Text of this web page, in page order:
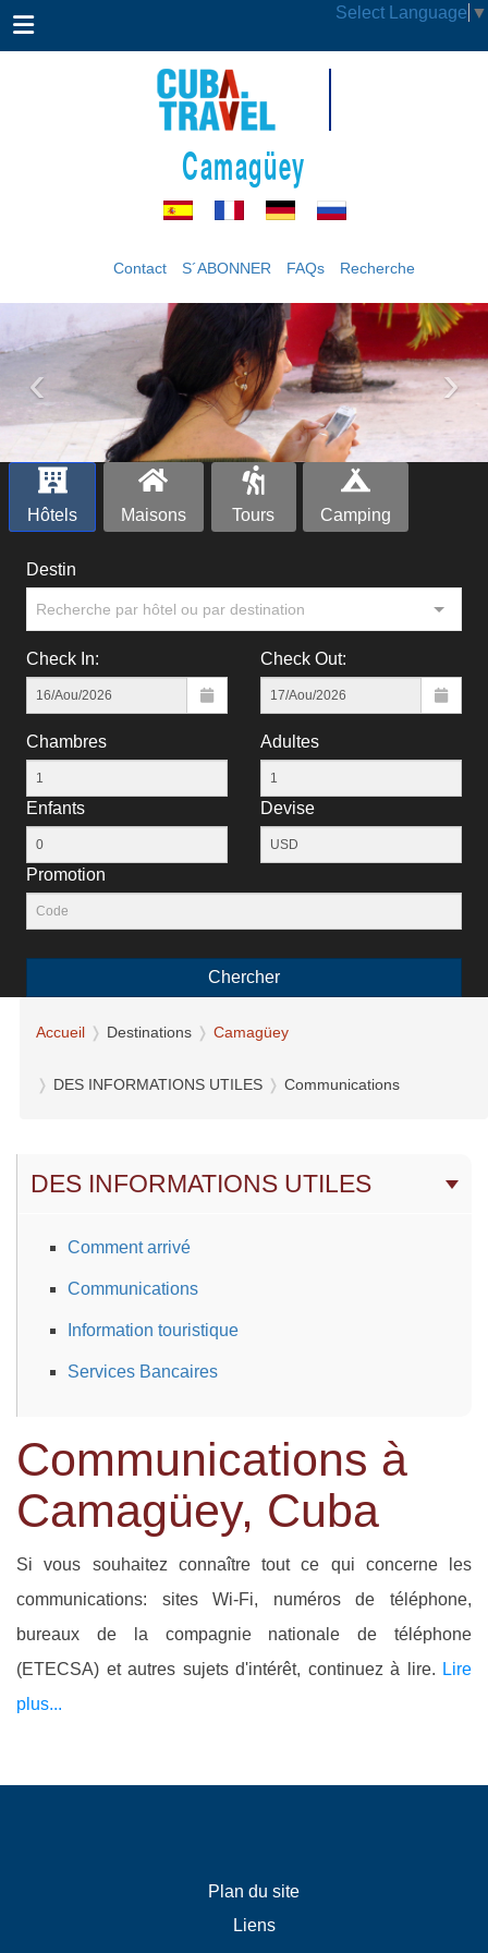
Select Language ▼
Camagüey
Contact S´ABONNER FAQs Recherche
‹ ›
Hôtels Maisons Tours Camping
Destin
Recherche par hôtel ou par destination
Check In: Check Out:
Chambres Adultes
Enfants Devise
Рromotion
Chercher
Accueil Destinations Camagüey
DES INFORMATIONS UTILES Communications
DES INFORMATIONS UTILES
Comment arrivé
Communications
Information touristique
Services Bancaires
Communications à
Camagüey, Cuba
Si vous souhaitez connaître tout ce qui concerne les
communications: sites Wi-Fi, numéros de téléphone,
bureaux de la compagnie nationale de téléphone
(ETECSA) et autres sujets d'intérêt, continuez à lire. Lire
plus...
Plan du site
Liens